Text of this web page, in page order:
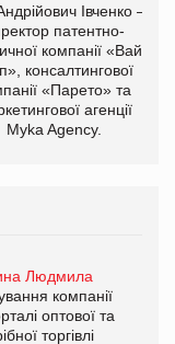
Івченко —
патентно-
компанії «Вайз
консалтингової
«Парето» та
агенції
Myka Agency.
Людмила
компанії
оптової та
торгівлі